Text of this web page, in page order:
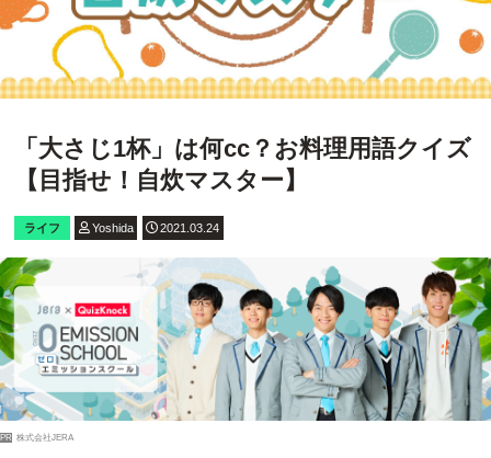
「大さじ1杯」は何cc？お料理用語クイズ
【目指せ！自炊マスター】
ライフ Yoshida 2021.03.24
PR 株式会社JERA